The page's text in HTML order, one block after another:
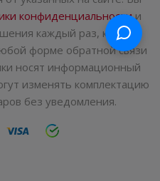
конфиденциальностии
каждый раз, когда
форме обратной связи
носят информационный
изменять комплектацию
без уведомления.